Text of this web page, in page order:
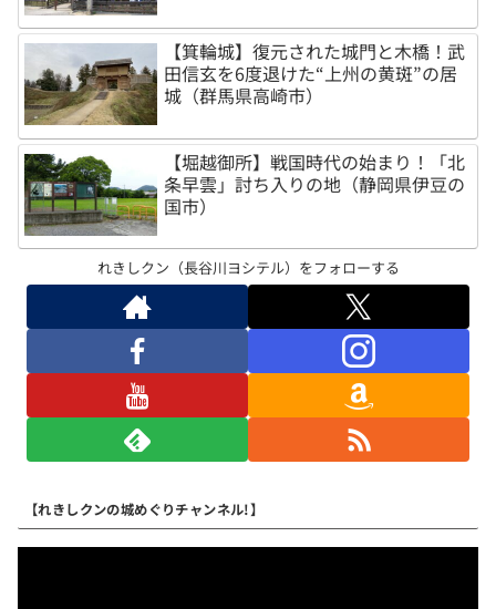
【箕輪城】復元された城門と木橋！武
田信玄を6度退けた“上州の黄斑”の居
城（群馬県高崎市）
【堀越御所】戦国時代の始まり！「北
条早雲」討ち入りの地（静岡県伊豆の
国市）
れきしクン（長谷川ヨシテル）をフォローする
【れきしクンの城めぐりチャンネル!】